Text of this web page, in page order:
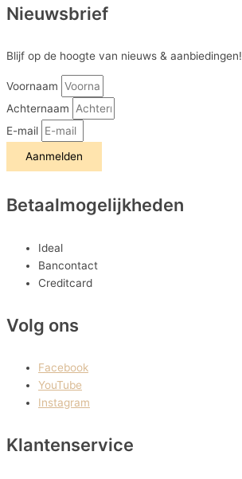
Nieuwsbrief
Blijf op de hoogte van nieuws & aanbiedingen!
Voornaam
Achternaam
E-mail
Aanmelden
Betaalmogelijkheden
Ideal
Bancontact
Creditcard
Volg ons
Facebook
YouTube
Instagram
Klantenservice